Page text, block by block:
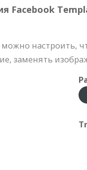
Facebook
можно настроить,
заменять